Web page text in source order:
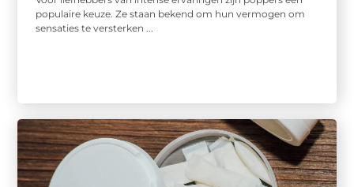
populaire keuze. Ze staan bekend om hun vermogen om
sensaties te versterken ...